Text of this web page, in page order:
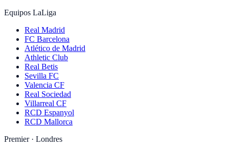
Equipos LaLiga
Real Madrid
FC Barcelona
Atlético de Madrid
Athletic Club
Real Betis
Sevilla FC
Valencia CF
Real Sociedad
Villarreal CF
RCD Espanyol
RCD Mallorca
Premier · Londres